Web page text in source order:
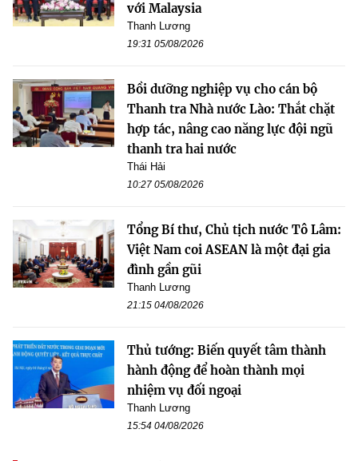
với Malaysia
Thanh Lương
19:31 05/08/2026
Bồi dưỡng nghiệp vụ cho cán bộ
Thanh tra Nhà nước Lào: Thắt chặt
hợp tác, nâng cao năng lực đội ngũ
thanh tra hai nước
Thái Hải
10:27 05/08/2026
Tổng Bí thư, Chủ tịch nước Tô Lâm:
Việt Nam coi ASEAN là một đại gia
đình gần gũi
Thanh Lương
21:15 04/08/2026
Thủ tướng: Biến quyết tâm thành
hành động để hoàn thành mọi
nhiệm vụ đối ngoại
Thanh Lương
15:54 04/08/2026